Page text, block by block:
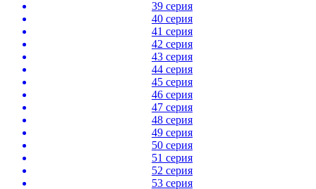
39 серия
40 серия
41 серия
42 серия
43 серия
44 серия
45 серия
46 серия
47 серия
48 серия
49 серия
50 серия
51 серия
52 серия
53 серия